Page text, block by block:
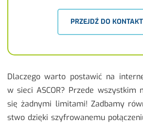
PRZEJDŹ DO
Dla­cze­go warto po­sta­wić na
w sieci ASCOR? Przede
się żad­ny­mi li­mi­ta­mi! Za­dba­my
stwo dzię­ki szy­fro­wa­ne­mu